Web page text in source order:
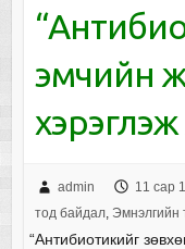
эмчийн
admin 11 сар
тод байдал, Эмнэлгийн
“Антибиотикийг